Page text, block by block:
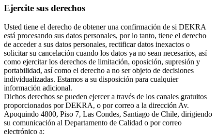
Ejercite sus derechos
Usted tiene el derecho de obtener una confirmación de si DEKRA
está procesando sus datos personales, por lo tanto, tiene el derecho
de acceder a sus datos personales, rectificar datos inexactos o
solicitar su cancelación cuando los datos ya no sean necesarios, así
como ejercitar los derechos de limitación, oposición, supresión y
portabilidad, así como el derecho a no ser objeto de decisiones
individualizadas. Estamos a su disposición para cualquier
información adicional.
Dichos derechos se pueden ejercer a través de los canales gratuitos
proporcionados por DEKRA, o por correo a la dirección Av.
Apoquindo 4800, Piso 7, Las Condes, Santiago de Chile, dirigiendo
su comunicación al Departamento de Calidad o por correo
electrónico a: